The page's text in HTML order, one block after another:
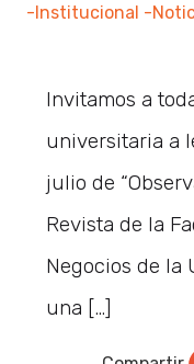
-Institucional -
Invitamos a
universitaria a
julio de
Revista de la
Negocios de la
una […]